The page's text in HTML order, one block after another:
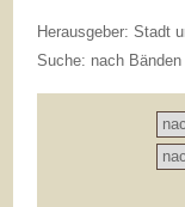
Herausgeber: Stadt
Suche: nach